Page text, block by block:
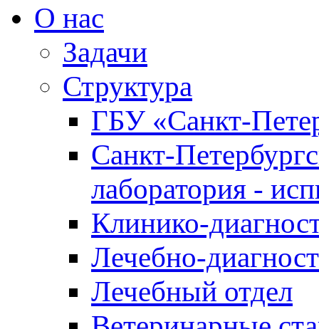
О нас
Задачи
Структура
ГБУ «Санкт-
Санкт-
лаборатория -
Клинико-
Лечебно-
Лечебный отдел